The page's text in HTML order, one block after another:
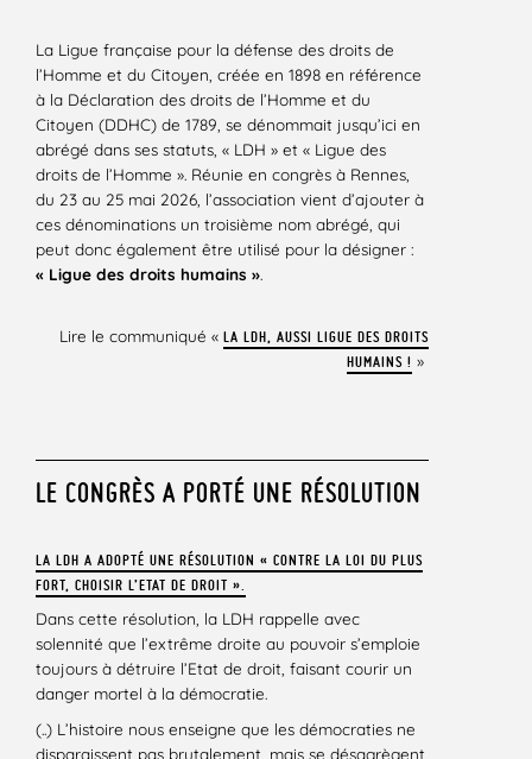
La Ligue française pour la défense des droits de
l’Homme et du Citoyen, créée en 1898 en référence
à la Déclaration des droits de l’Homme et du
Citoyen (DDHC) de 1789, se dénommait jusqu’ici en
abrégé dans ses statuts, « LDH » et « Ligue des
droits de l’Homme ». Réunie en congrès à Rennes,
du 23 au 25 mai 2026, l’association vient d’ajouter à
ces dénominations un troisième nom abrégé, qui
peut donc également être utilisé pour la désigner :
« Ligue des droits humains ».
Lire le communiqué «LA LDH, AUSSI LIGUE DES DROITS
HUMAINS ! »
LE CONGRÈS A PORTÉ UNE RÉSOLUTION
LA LDH A ADOPTÉ UNE RÉSOLUTION « CONTRE LA LOI DU PLUS
FORT, CHOISIR L’ETAT DE DROIT ».
Dans cette résolution, la LDH rappelle avec
solennité que l’extrême droite au pouvoir s’emploie
toujours à détruire l’Etat de droit, faisant courir un
danger mortel à la démocratie.
(..) L’histoire nous enseigne que les démocraties ne
disparaissent pas brutalement, mais se désagrègent